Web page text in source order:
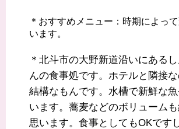
＊おすすめメニュー：時期によっ
います。
＊北斗市の大野新道沿いにある
んの食事処です。ホテルと隣接
結構なもんです。水槽で新鮮な
います。蕎麦などのボリューム
思います。食事としてもOKです